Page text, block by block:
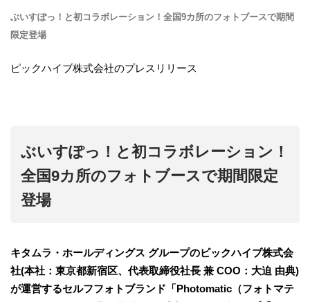
ぶいすぽっ！と初コラボレーション！全国9カ所のフォトブースで期間
限定登場
ピックハイブ株式会社のプレスリリース
ぶいすぽっ！と初コラボレーション！
全国9カ所のフォトブースで期間限定
登場
キタムラ・ホールディングス グループのピックハイブ株式会
社(本社：東京都新宿区、代表取締役社長 兼 COO：大迫 由典)
が運営するセルフフォトブランド「Photomatic（フォトマテ